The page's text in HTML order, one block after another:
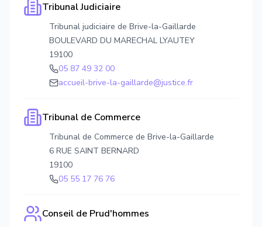
Tribunal Judiciaire
Tribunal judiciaire de Brive-la-Gaillarde
BOULEVARD DU MARECHAL LYAUTEY
19100
05 87 49 32 00
accueil-brive-la-gaillarde@justice.fr
Tribunal de Commerce
Tribunal de Commerce de Brive-la-Gaillarde
6 RUE SAINT BERNARD
19100
05 55 17 76 76
Conseil de Prud'hommes